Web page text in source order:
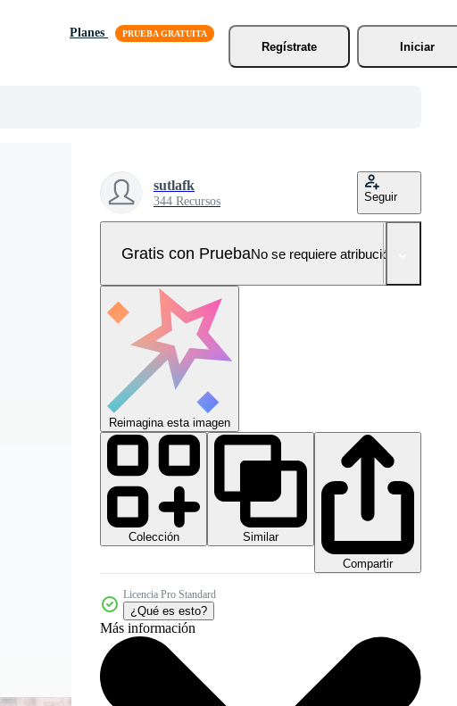
Planes
Regístrate
Iniciar
sutlafk
344 Recursos Seguir
Gratis con PruebaNo se requiere atribución!
Reimagina esta imagen
Colección
Similar
Compartir
Licencia Pro Standard
¿Qué es esto?
Más información